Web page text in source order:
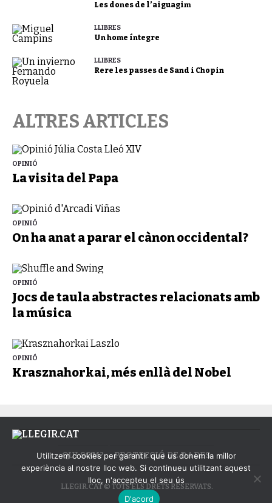
Les dones de l’aiguagim
LLIBRES
Un home íntegre
LLIBRES
Rere les passes de Sand i Chopin
ALTRES ARTICLES
OPINIÓ
La visita del Papa
OPINIÓ
On ha anat a parar el cànon occidental?
OPINIÓ
Jocs de taula abstractes relacionats amb
la música
OPINIÓ
Krasznahorkai, més enllà del Nobel
QUI SOM? PROTECCIÓ DE DADES
LLEGIR.CAT © TOTS ELS DRETS RESERVATS.
Utilitzem cookies per garantir que us donem la millor
experiència al nostre lloc web. Si continueu utilitzant aquest
lloc, n'accepteu el seu ús
D'acord